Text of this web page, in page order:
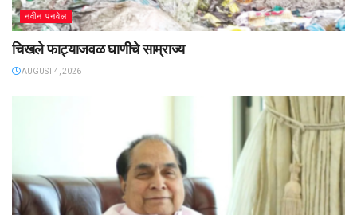
नवीन पनवेल
चिखले फाट्याजवळ घाणीचे साम्राज्य
AUGUST 4, 2026